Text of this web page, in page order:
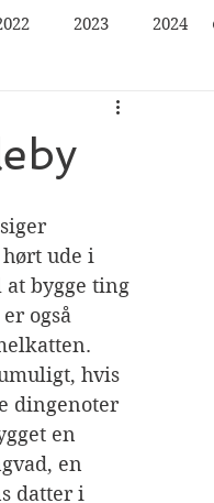
2023 2024
hørt ude i
at bygge ting
også
hvis
dingenoter
en
en
datter i